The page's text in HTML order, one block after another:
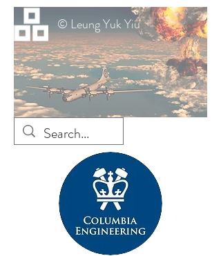
© Leung Yuk Yiu